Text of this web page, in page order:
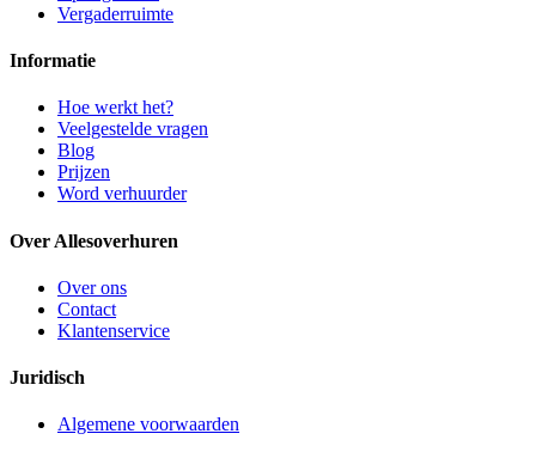
Vergaderruimte
Informatie
Hoe werkt het?
Veelgestelde vragen
Blog
Prijzen
Word verhuurder
Over Allesoverhuren
Over ons
Contact
Klantenservice
Juridisch
Algemene voorwaarden